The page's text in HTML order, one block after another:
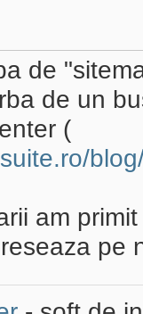
de
de un
(
am
pe